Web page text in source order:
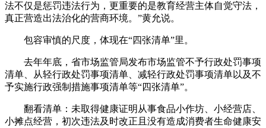
法不仅是惩罚违法行为，更重要的是教育经营主体自觉守法，
真正营造出法治化的营商环境。”黄允说。
包容审慎的尺度，体现在“四张清单”里。
去年年底，省市场监管局发布市场监管不予行政处罚事项
清单、从轻行政处罚事项清单、减轻行政处罚事项清单以及不
予实施行政强制措施事项清单等“四张清单”。
翻看清单：未取得健康证明从事食品小作坊、小经营店、
小摊点经营，初次违法及时改正且没有造成消费者生命健康安